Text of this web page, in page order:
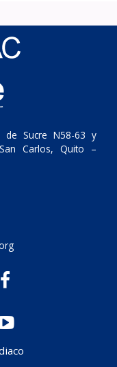
de Sucre N58-63 y
Carlos, Quito –